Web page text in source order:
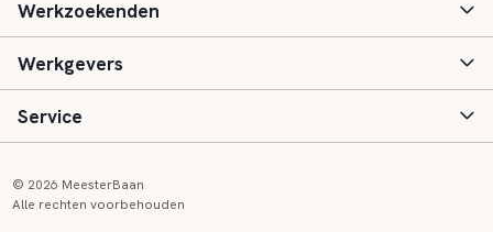
Basisonderwijs
Speciaal (basis) onderwijs
Voortgezet onderwijs
Werkzoekenden
Aanmelden
Vacatures
Werkgevers
Inloggen
Service
© 2026 MeesterBaan
Alle rechten voorbehouden